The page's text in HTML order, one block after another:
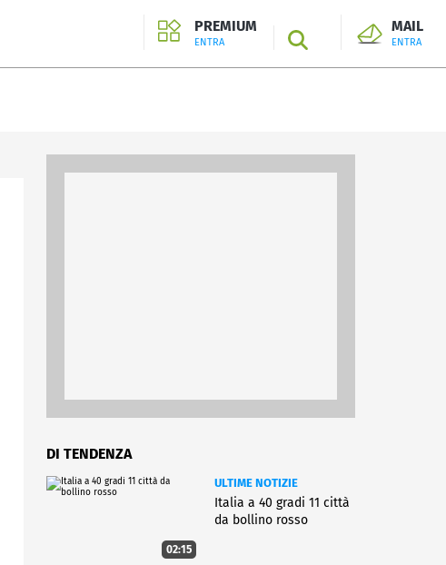
PREMIUM
ENTRA SEARCH
MAIL
ENTRA
DI TENDENZA
02:15
ULTIME NOTIZIE
Italia a 40 gradi 11 città
da bollino rosso